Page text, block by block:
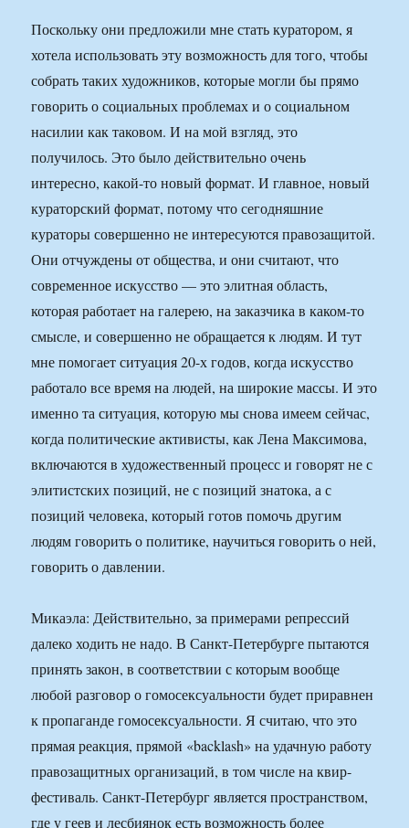
Поскольку они предложили мне стать куратором, я
хотела использовать эту возможность для того, чтобы
собрать таких художников, которые могли бы прямо
говорить о социальных проблемах и о социальном
насилии как таковом. И на мой взгляд, это
получилось. Это было действительно очень
интересно, какой-то новый формат. И главное, новый
кураторский формат, потому что сегодняшние
кураторы совершенно не интересуются правозащитой.
Они отчуждены от общества, и они считают, что
современное искусство — это элитная область,
которая работает на галерею, на заказчика в каком-то
смысле, и совершенно не обращается к людям. И тут
мне помогает ситуация 20-х годов, когда искусство
работало все время на людей, на широкие массы. И это
именно та ситуация, которую мы снова имеем сейчас,
когда политические активисты, как Лена Максимова,
включаются в художественный процесс и говорят не с
элитистских позиций, не с позиций знатока, а с
позиций человека, который готов помочь другим
людям говорить о политике, научиться говорить о ней,
говорить о давлении.
Микаэла: Действительно, за примерами репрессий
далеко ходить не надо. В Санкт-Петербурге пытаются
принять закон, в соответствии с которым вообще
любой разговор о гомосексуальности будет приравнен
к пропаганде гомосексуальности. Я считаю, что это
прямая реакция, прямой «backlash» на удачную работу
правозащитных организаций, в том числе на квир-
фестиваль. Санкт-Петербург является пространством,
где у геев и лесбиянок есть возможность более